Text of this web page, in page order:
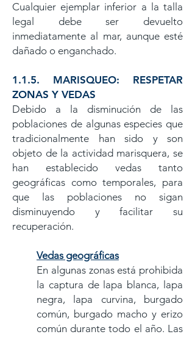
Cualquier ejemplar inferior a la talla
legal debe ser devuelto
inmediatamente al mar, aunque esté
dañado o enganchado.
1.1.5. MARISQUEO: RESPETAR
ZONAS Y VEDAS
Debido a la disminución de las
poblaciones de algunas especies que
tradicionalmente han sido y son
objeto de la actividad marisquera, se
han establecido vedas tanto
geográficas como temporales, para
que las poblaciones no sigan
disminuyendo y facilitar su
recuperación.
Vedas geográficas
En algunas zonas está prohibida
la captura de lapa blanca, lapa
negra, lapa curvina, burgado
común, burgado macho y erizo
común durante todo el año. Las